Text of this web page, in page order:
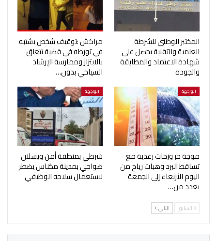
المختبر الوطني للشرطة
العلمية والتقنية يحصل على
شهادة الاعتماد والمطابقة
والجودة
مراكش :توقيف شخص يشتبه
في تورطه في قضية تتعلق
بالابتزاز وممارسة الإرشاد
السياحي بدون…
الواجهة
موجة حر وزخات رعدية مع
تساقط البرد وهبات رياح من
اليوم الأربعاء إلى الجمعة
بعدد من…
الواجهة
شرطي بمنطقة أمن ويسلان
ضواحي بمدينة مكناس يضطر
لاستعمال سلاحه الوظيفي
السابق التالي